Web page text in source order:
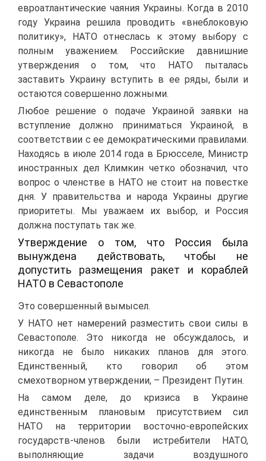
евроатлантические чаяния Украины. Когда в 2010
году Украина решила проводить «внеблоковую
политику», НАТО отнеслась к этому выбору с
полным уважением. Российские давнишние
утверждения о том, что НАТО пыталась
заставить Украину вступить в ее ряды, были и
остаются совершенно ложными.
Любое решение о подаче Украиной заявки на
вступление должно приниматься Украиной, в
соответствии с ее демократическими правилами.
Находясь в июле 2014 года в Брюсселе, Министр
иностранных дел Климкин четко обозначил, что
вопрос о членстве в НАТО не стоит на повестке
дня. У правительства и народа Украины другие
приоритеты. Мы уважаем их выбор, и Россия
должна поступать так же.
Утверждение о том, что Россия была
вынуждена действовать, чтобы не
допустить размещения ракет и кораблей
НАТО в Севастополе
Это совершенный вымысел.
У НАТО нет намерений разместить свои силы в
Севастополе. Это никогда не обсуждалось, и
никогда не было никаких планов для этого.
Единственный, кто говорил об этом
смехотворном утверждении, – Президент Путин.
На самом деле, до кризиса в Украине
единственным плановым присутствием сил
НАТО на территории восточно-европейских
государств-членов были истребители НАТО,
выполняющие задачи воздушного